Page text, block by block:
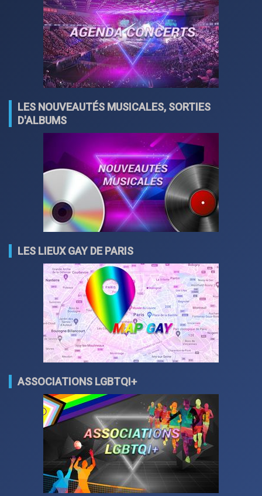
LES NOUVEAUTÉS MUSICALES, SORTIES
D'ALBUMS
LES LIEUX GAY DE PARIS
ASSOCIATIONS LGBTQI+